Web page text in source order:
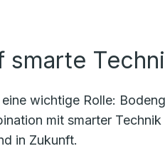
smarte
wichtige Rolle:
mit smarter
in Zukunft.